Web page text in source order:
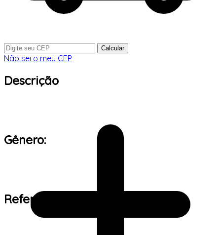
Calcular
Não sei o meu CEP
Descrição
Gênero:
Referência de tamanho: